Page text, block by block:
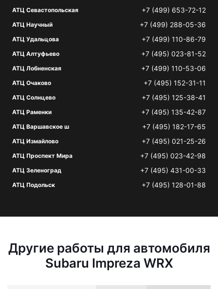
АТЦ Севастопольская +7 (499) 653-72-12
АТЦ Научный +7 (499) 288-05-36
АТЦ Удальцова +7 (499) 110-86-79
АТЦ Алтуфьево +7 (495) 023-81-52
АТЦ Лобненская +7 (499) 110-53-06
АТЦ Очаково +7 (495) 152-31-11
АТЦ Солнцево +7 (495) 125-38-41
АТЦ Раменки +7 (495) 135-42-87
АТЦ Варшавское ш +7 (495) 182-17-65
АТЦ Измайлово +7 (495) 021-25-26
АТЦ Проспект Мира +7 (495) 023-42-98
АТЦ Зеленоград +7 (495) 431-00-33
АТЦ Подольск +7 (495) 128-01-88
Другие работы для автомобиля
Subaru Impreza WRX